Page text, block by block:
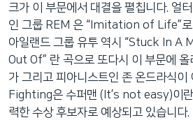
크가 이 부문에서 대결을 펼칩니다. 얼
인 그룹 REM 은 “Imitation of Life”로
아일랜드 그룹 유투 역시 “Stuck In A
Out Of” 란 곡으로 또다시 이 부문에
가 그리고 피아니스트인 존 온드라식
Fighting은 수퍼맨 (It’s not easy)이
력한 수상 후보자로 예상되고 있습니다